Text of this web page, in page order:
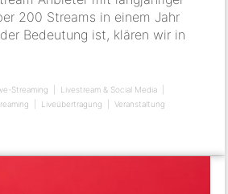
200 Streams in einem Jahr
Bedeutung ist, klären wir in
Streaming
Livestream & Social Media
Liveübertragung Veranstaltung